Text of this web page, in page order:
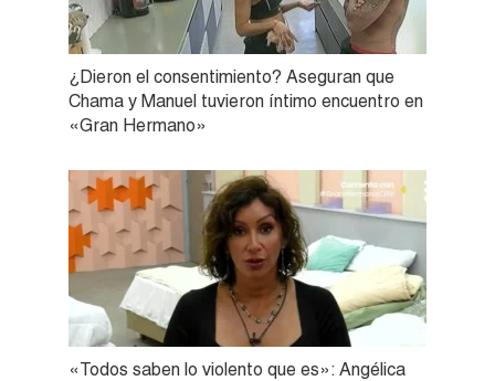
¿Dieron el consentimiento? Aseguran que
Chama y Manuel tuvieron íntimo encuentro en
«Gran Hermano»
«Todos saben lo violento que es»: Angélica